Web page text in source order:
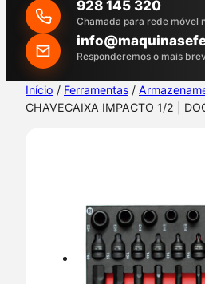
r
c
h
928 145 320
Chamada para rede móvel
Responderemos o mais
Início / Ferramentas /
CHAVECAIXA IMPACTO 1/2 |